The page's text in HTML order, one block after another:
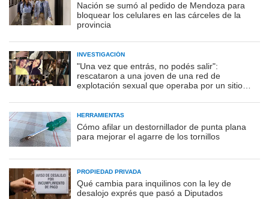
Nación se sumó al pedido de Mendoza para
bloquear los celulares en las cárceles de la
provincia
INVESTIGACIÓN
"Una vez que entrás, no podés salir":
rescataron a una joven de una red de
explotación sexual que operaba por un sitio
HERRAMIENTAS
Cómo afilar un destornillador de punta plana
para mejorar el agarre de los tornillos
PROPIEDAD PRIVADA
Qué cambia para inquilinos con la ley de
desalojo exprés que pasó a Diputados